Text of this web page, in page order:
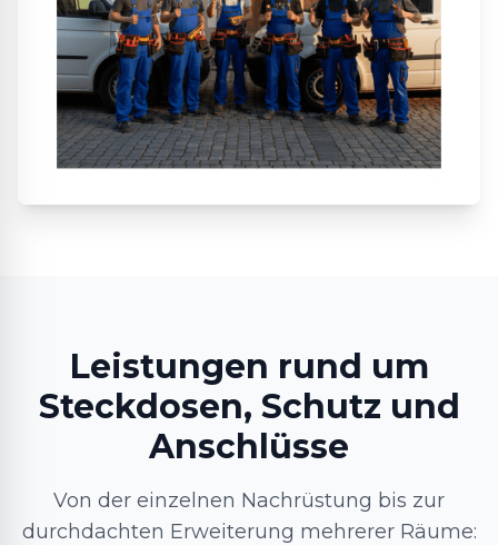
Leistungen rund um
Steckdosen, Schutz und
Anschlüsse
Von der einzelnen Nachrüstung bis zur
durchdachten Erweiterung mehrerer Räume: